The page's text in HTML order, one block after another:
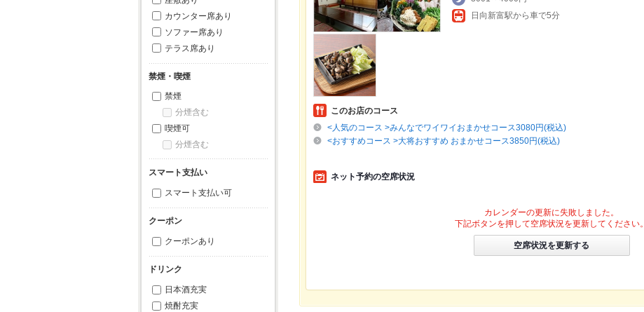
カウンター席あり
ソファー席あり
テラス席あり
禁煙・喫煙
禁煙
分煙含む
喫煙可
分煙含む
スマート支払い
スマート支払い可
クーポン
クーポンあり
ドリンク
日本酒充実
焼酎充実
日向新富駅から車で5分
このお店のコース
<人気のコース >みんなでワイワイおまかせコース3080円(税込)
<おすすめコース >大将おすすめ おまかせコース3850円(税込)
ネット予約の空席状況
カレンダーの更新に失敗しました。
下記ボタンを押して空席状況を更新してください。
空席状況を更新する